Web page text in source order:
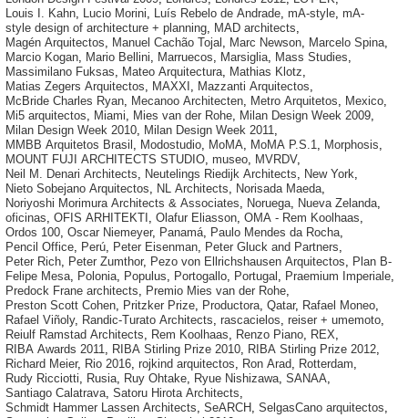
Louis I. Kahn, Lucio Morini, Luís Rebelo de Andrade, mA-style, mA-
style design of architecture + planning, MAD architects,
Magén Arquitectos, Manuel Cachão Tojal , Marc Newson, Marcelo Spina,
Marcio Kogan, Mario Bellini, Marruecos, Marsiglia, Mass Studies,
Massimilano Fuksas, Mateo Arquitectura, Mathias Klotz,
Matias Zegers Arquitectos, MAXXI , Mazzanti Arquitectos,
McBride Charles Ryan, Mecanoo Architecten, Metro Arquitetos, Mexico,
Mi5 arquitectos, Miami, Mies van der Rohe, Milan Design Week 2009,
Milan Design Week 2010, Milan Design Week 2011,
MMBB Arquitetos Brasil , Modostudio, MoMA, MoMA P.S.1, Morphosis,
MOUNT FUJI ARCHITECTS STUDIO, museo, MVRDV,
Neil M. Denari Architects, Neutelings Riedijk Architects, New York,
Nieto Sobejano Arquitectos, NL Architects, Norisada Maeda,
Noriyoshi Morimura Architects & Associates, Noruega, Nueva Zelanda,
oficinas, OFIS ARHITEKTI , Olafur Eliasson, OMA - Rem Koolhaas,
Ordos 100, Oscar Niemeyer, Panamá, Paulo Mendes da Rocha,
Pencil Office, Perú, Peter Eisenman, Peter Gluck and Partners,
Peter Rich, Peter Zumthor, Pezo von Ellrichshausen Arquitectos, Plan B-
Felipe Mesa, Polonia, Populus, Portogallo, Portugal , Praemium Imperiale,
Predock Frane architects, Premio Mies van der Rohe,
Preston Scott Cohen, Pritzker Prize, Productora, Qatar, Rafael Moneo,
Rafael Viñoly, Randic-Turato Architects, rascacielos, reiser + umemoto,
Reiulf Ramstad Architects, Rem Koolhaas, Renzo Piano, REX,
RIBA Awards 2011, RIBA Stirling Prize 2010, RIBA Stirling Prize 2012,
Richard Meier, Rio 2016, rojkind arquitectos, Ron Arad, Rotterdam,
Rudy Ricciotti, Rusia, Ruy Ohtake, Ryue Nishizawa, SANAA,
Santiago Calatrava, Satoru Hirota Architects,
Schmidt Hammer Lassen Architects, SeARCH , SelgasCano arquitectos,